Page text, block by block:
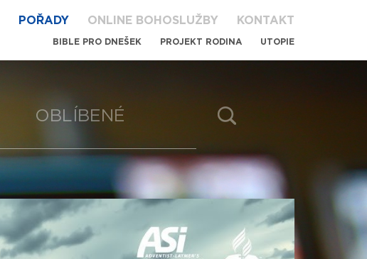
POŘADY ONLINE BOHOSLUŽBY KONTAKT
BIBLE PRO DNEŠEK PROJEKT RODINA UTOPIE
OBLÍBENÉ